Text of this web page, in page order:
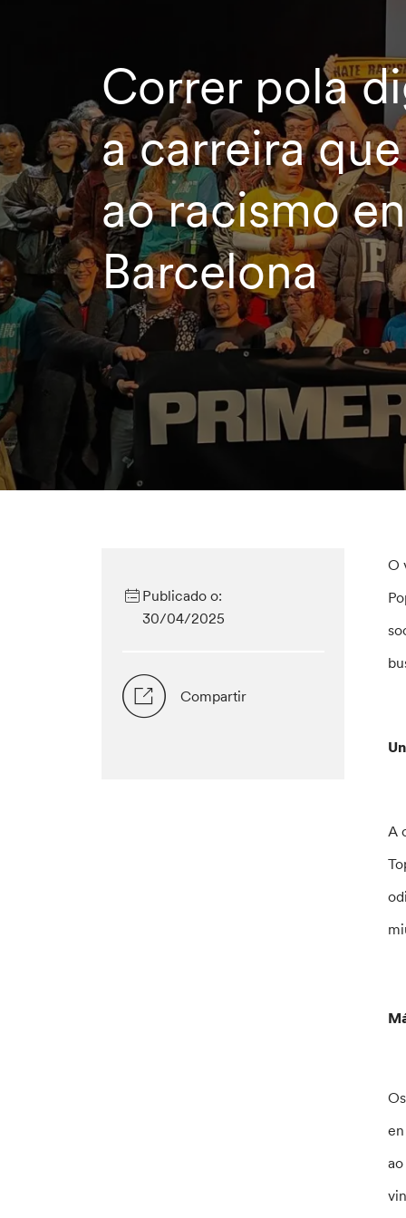
Correr pola
a carreira
ao racismo en
Barcelona
Publicado o:
30/04/2025
Compartir
O
A